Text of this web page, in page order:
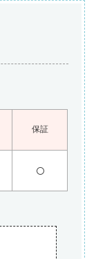
保証
〇